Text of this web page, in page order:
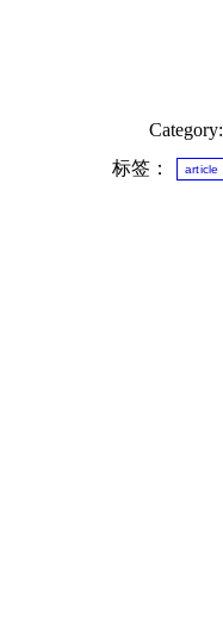
Category:
标签：
article